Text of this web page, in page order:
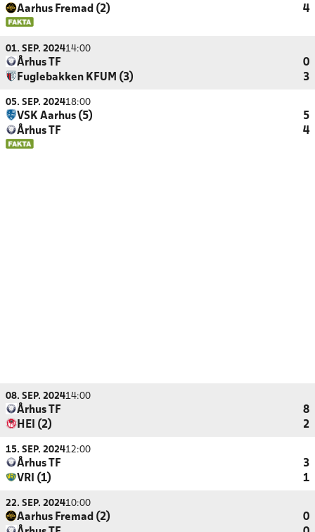
Aarhus Fremad (2)
4
01. SEP. 202414:00
Århus TF
0
Fuglebakken KFUM (3)
3
05. SEP. 202418:00
VSK Aarhus (5)
5
Århus TF
4
08. SEP. 202414:00
Århus TF
8
HEI (2)
2
15. SEP. 202412:00
Århus TF
3
VRI (1)
1
22. SEP. 202410:00
Aarhus Fremad (2)
0